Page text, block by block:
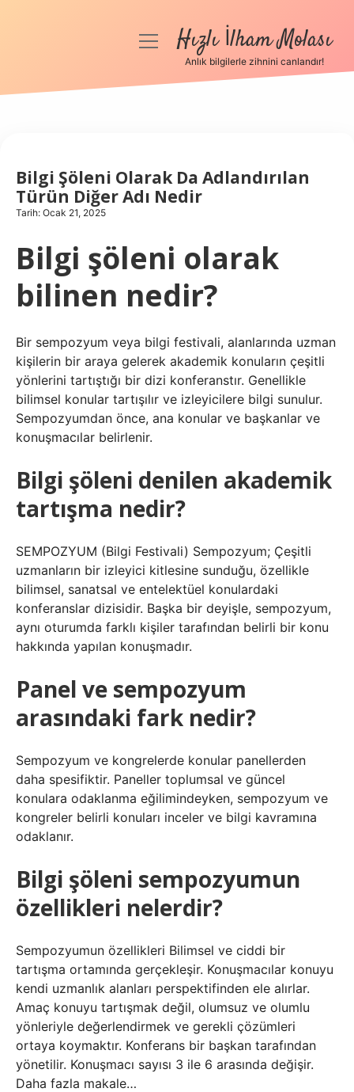
Anasayfa
Hakkımızda
menüyüHızlı İlham Molası
Anlık bilgilerle zihnini canlandır!
Bilgi Şöleni Olarak Da Adlandırılan
Türün Diğer Adı Nedir
Tarih: Ocak 21, 2025
Bilgi şöleni olarak
bilinen nedir?
Bir sempozyum veya bilgi festivali, alanlarında uzman
kişilerin bir araya gelerek akademik konuların çeşitli
yönlerini tartıştığı bir dizi konferanstır. Genellikle
bilimsel konular tartışılır ve izleyicilere bilgi sunulur.
Sempozyumdan önce, ana konular ve başkanlar ve
konuşmacılar belirlenir.
Bilgi şöleni denilen akademik
tartışma nedir?
SEMPOZYUM (Bilgi Festivali) Sempozyum; Çeşitli
uzmanların bir izleyici kitlesine sunduğu, özellikle
bilimsel, sanatsal ve entelektüel konulardaki
konferanslar dizisidir. Başka bir deyişle, sempozyum,
aynı oturumda farklı kişiler tarafından belirli bir konu
hakkında yapılan konuşmadır.
Panel ve sempozyum
arasındaki fark nedir?
Sempozyum ve kongrelerde konular panellerden
daha spesifiktir. Paneller toplumsal ve güncel
konulara odaklanma eğilimindeyken, sempozyum ve
kongreler belirli konuları inceler ve bilgi kavramına
odaklanır.
Bilgi şöleni sempozyumun
özellikleri nelerdir?
Sempozyumun özellikleri Bilimsel ve ciddi bir
tartışma ortamında gerçekleşir. Konuşmacılar konuyu
kendi uzmanlık alanları perspektifinden ele alırlar.
Amaç konuyu tartışmak değil, olumsuz ve olumlu
yönleriyle değerlendirmek ve gerekli çözümleri
ortaya koymaktır. Konferans bir başkan tarafından
yönetilir. Konuşmacı sayısı 3 ile 6 arasında değişir.
Daha fazla makale…